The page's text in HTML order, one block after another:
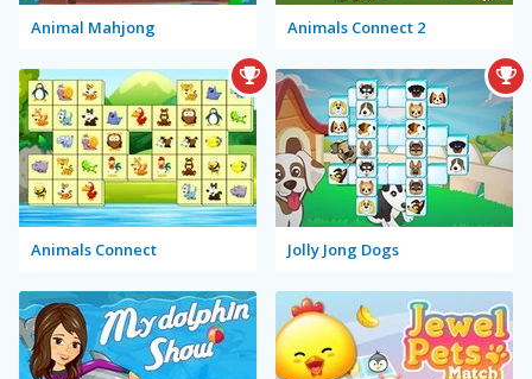
Animal Mahjong Animals Connect 2
Animals Connect Jolly Jong Dogs